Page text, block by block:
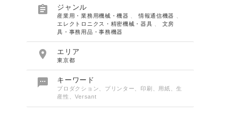
 ジャンル
産業用・業務用機械・機器 、情報通信機器
エレクトロニクス・精密機械・器具
文房
具・事務用品・事務機器
 エリア
東京都
 キーワード
プロダクション、プリンター、印刷、用紙、生
産性、Versant